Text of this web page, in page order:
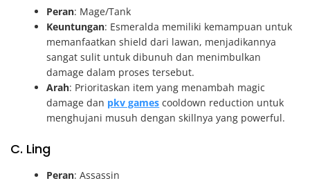
Peran: Mage/Tank
Keuntungan: Esmeralda memiliki kemampuan untuk
memanfaatkan shield dari lawan, menjadikannya
sangat sulit untuk dibunuh dan menimbulkan
damage dalam proses tersebut.
Arah: Prioritaskan item yang menambah magic
damage dan pkv games cooldown reduction untuk
menghujani musuh dengan skillnya yang powerful.
C. Ling
Peran: Assassin